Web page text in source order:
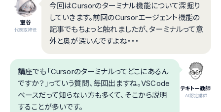
室谷
代表取締役
今回はCursorのターミナル機能について深掘り
していきます。前回のCursorエージェント機能の
記事でもちょっと触れましたが、ターミナルって意
外と奥が深いんですよね・・・
テキトー教師
.AI認定講師
講座でも「Cursorのターミナルってどこにあるん
ですか？」っていう質問、毎回出ますね。VSCode
ベースだって知らない方も多くて、そこから説明
することが多いです。